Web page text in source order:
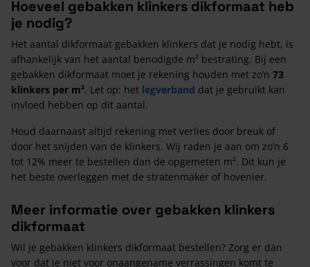
Hoeveel gebakken klinkers dikformaat heb
je nodig?
Het aantal dikformaat gebakken klinkers dat je nodig hebt, is
afhankelijk van het aantal benodigde m² bestrating. Bij een
gebakken dikformaat moet je rekening houden met zo’n 73
klinkers per m². Let op: het legverband dat je gebruikt kan
invloed hebben op dit aantal.
Houd daarnaast altijd rekening met verlies door breuk of
door het snijden van de klinkers. Wij raden je aan om zo’n 6
tot 12% meer te bestellen dan de opgemeten m². Dit kun je
het beste overleggen met de stratenmaker of hovenier.
Meer informatie over gebakken klinkers
dikformaat
Wil je gebakken klinkers dikformaat bestellen? Zorg er dan
voor dat je niet voor onaangename verrassingen komt te